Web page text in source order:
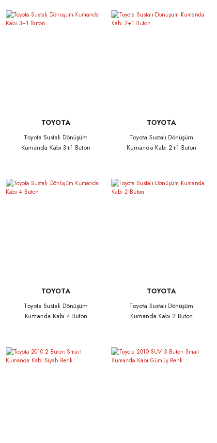
TOYOTA
Toyota Sustalı Dönüşüm
Kumanda Kabı 3+1 Buton
TOYOTA
Toyota Sustalı Dönüşüm
Kumanda Kabı 2+1 Buton
TOYOTA
Toyota Sustalı Dönüşüm
Kumanda Kabı 4 Buton
TOYOTA
Toyota Sustalı Dönüşüm
Kumanda Kabı 2 Buton